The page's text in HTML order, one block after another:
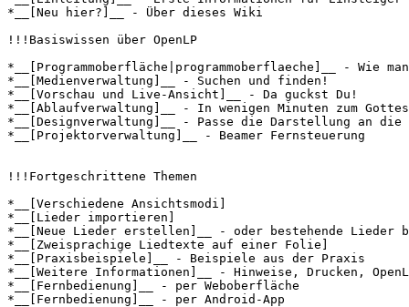
*__[Neu hier?]__ - Über dieses Wiki
!!!Basiswissen über OpenLP
*__[Programmoberfläche|programmoberflaeche]__ - Wie
*__[Medienverwaltung]__ - Suchen und finden!
*__[Vorschau und Live-Ansicht]__ - Da guckst Du!
*__[Ablaufverwaltung]__ - In wenigen Minuten zum
*__[Designverwaltung]__ - Passe die Darstellung an die
*__[Projektorverwaltung]__ - Beamer Fernsteuerung
!!!Fortgeschrittene Themen
*__[Verschiedene Ansichtsmodi]
*__[Lieder importieren]
*__[Neue Lieder erstellen]__ - oder bestehende Lieder
*__[Zweisprachige Liedtexte auf einer Folie]
*__[Praxisbeispiele]__ - Beispiele aus der Praxis
*__[Weitere Informationen]__ - Hinweise, Drucken,
*__[Fernbedienung]__ - per Weboberfläche
*__[Fernbedienung]__ - per Android-App